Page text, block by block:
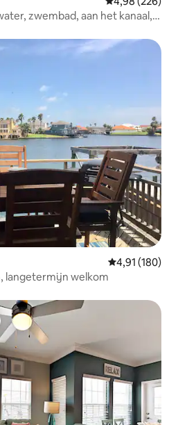
zwembad, aan het kanaal,
Gemiddelde
4,91 (180)
langetermijn welkom